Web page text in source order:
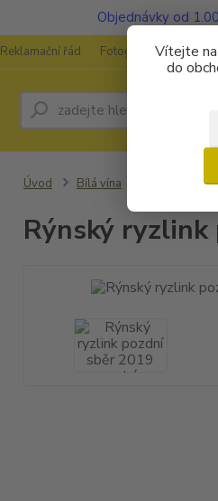
Objednávky od
Vítejte
do
Reklamační řád Fotogalerie
Úvod Bílá vína Rýnský
Rýnský ryzlink